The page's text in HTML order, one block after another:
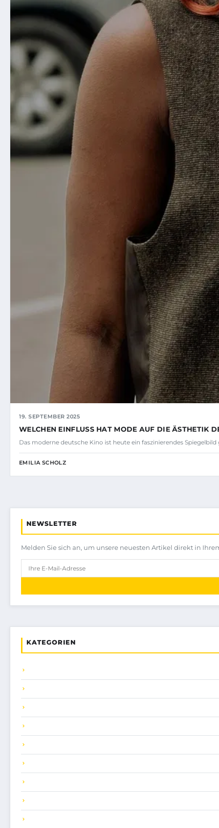
19. SEPTEMBER 2025
WELCHEN EINFLUSS HAT MODE AUF DIE ÄSTHETIK
Das moderne deutsche Kino ist heute ein faszinierendes
EMILIA SCHOLZ
NEWSLETTER
Melden Sie sich an, um unsere neuesten Artikel direkt in
KATEGORIEN